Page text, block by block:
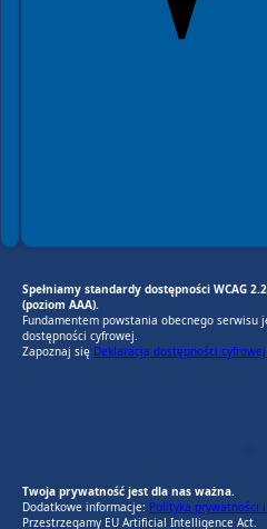
Spełniamy standardy dostępności WCAG
(poziom AAA).
Fundamentem powstania obecnego serwisu
dostępności cyfrowej.
Zapoznaj się Deklaracją dostępności cyfrowej.
Twoja prywatność jest dla nas ważna.
Dodatkowe informacje: Polityka prywatności
Przestrzegamy EU Artificial Intelligence Act.